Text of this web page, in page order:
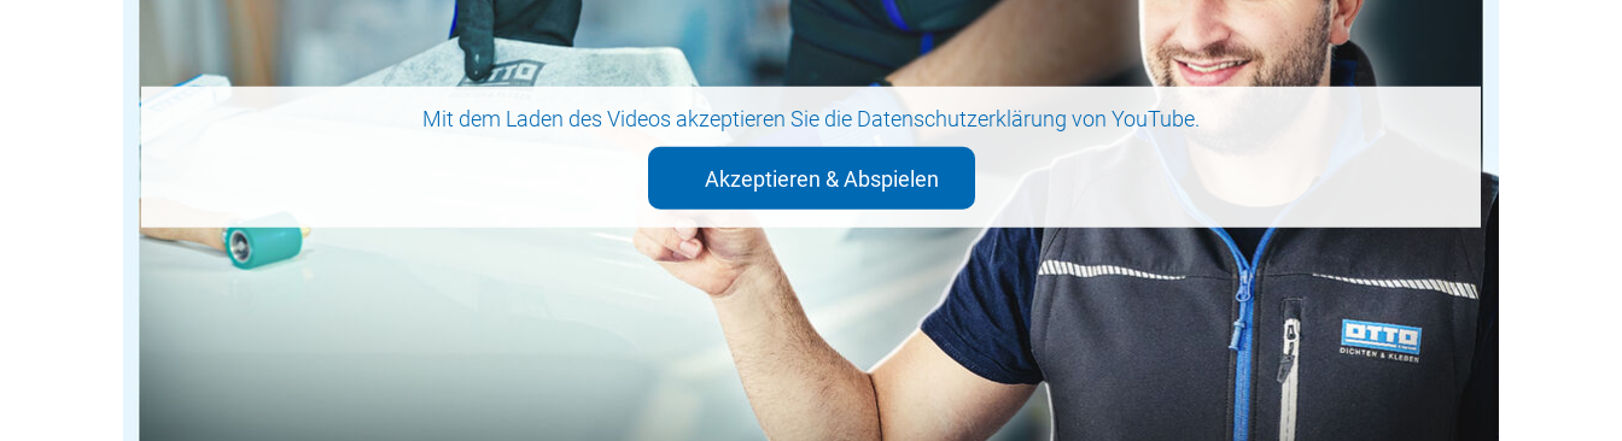
Mit dem Laden des Videos akzeptieren Sie die Datenschutzerklärung von YouTube.
Akzeptieren & Abspielen